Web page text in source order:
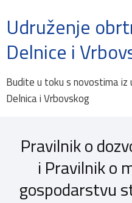
Udruženje
Delnice i
Budite u toku s novostima iz
Delnica i Vrbovskog
Pravilnik o
i Pravilnik o
gospodarstvu